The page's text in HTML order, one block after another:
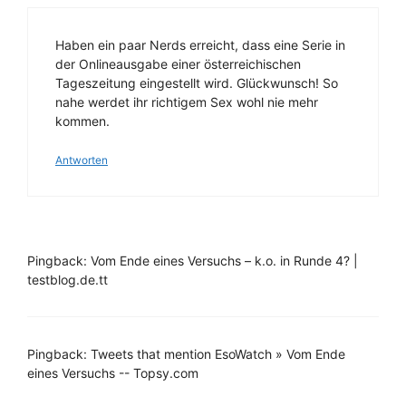
Haben ein paar Nerds erreicht, dass eine Serie in
der Onlineausgabe einer österreichischen
Tageszeitung eingestellt wird. Glückwunsch! So
nahe werdet ihr richtigem Sex wohl nie mehr
kommen.
Antworten
Pingback: Vom Ende eines Versuchs – k.o. in Runde 4? |
testblog.de.tt
Pingback: Tweets that mention EsoWatch » Vom Ende
eines Versuchs -- Topsy.com